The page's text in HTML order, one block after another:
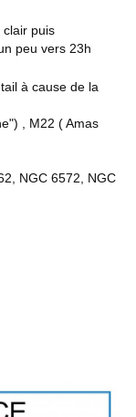
clair puis
peu vers 23h
à cause de la
, M22 ( Amas
NGC 6572, NGC